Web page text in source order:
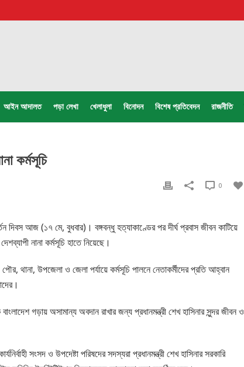
আইন আদালত পড়া লেখা খেলাধুলা বিনোদন বিশেষ প্রতিবেদন রাজনীতি
কর্মসূচি
0
দিবস আজ (১৭ মে, বুধবার)। বঙ্গবন্ধু হত্যাকাণ্ডের পর দীর্ঘ প্রবাস জীবন কাটিয়ে
নানা কর্মসূচি হাতে নিয়েছে।
থানা, উপজেলা ও জেলা পর্যায়ে কর্মসূচি পালনে নেতাকর্মীদের প্রতি আহ্বান
গড়ায় অসামান্য অবদান রাখার জন্য প্রধানমন্ত্রী শেখ হাসিনার সুন্দর জীবন ও
সংসদ ও উপদেষ্টা পরিষদের সদস্যরা প্রধানমন্ত্রী শেখ হাসিনার সরকারি